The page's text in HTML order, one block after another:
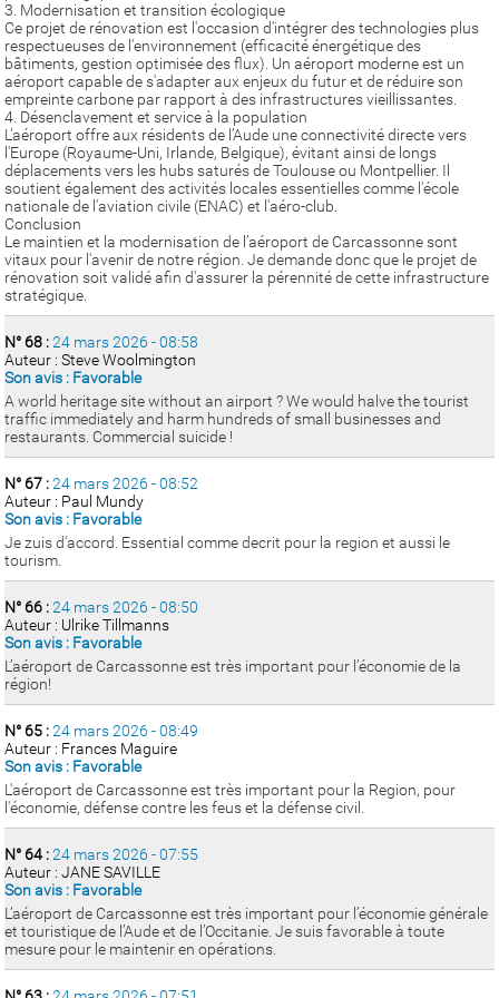
3. Modernisation et transition écologique
Ce projet de rénovation est l'occasion d'intégrer des technologies plus
respectueuses de l'environnement (efficacité énergétique des
bâtiments, gestion optimisée des flux). Un aéroport moderne est un
aéroport capable de s'adapter aux enjeux du futur et de réduire son
empreinte carbone par rapport à des infrastructures vieillissantes.
4. Désenclavement et service à la population
L’aéroport offre aux résidents de l’Aude une connectivité directe vers
l'Europe (Royaume-Uni, Irlande, Belgique), évitant ainsi de longs
déplacements vers les hubs saturés de Toulouse ou Montpellier. Il
soutient également des activités locales essentielles comme l'école
nationale de l'aviation civile (ENAC) et l'aéro-club.
Conclusion
Le maintien et la modernisation de l’aéroport de Carcassonne sont
vitaux pour l'avenir de notre région. Je demande donc que le projet de
rénovation soit validé afin d'assurer la pérennité de cette infrastructure
stratégique.
N° 68 :24 mars 2026 - 08:58
Auteur : Steve Woolmington
Son avis : Favorable
A world heritage site without an airport ? We would halve the tourist
traffic immediately and harm hundreds of small businesses and
restaurants. Commercial suicide !
N° 67 :24 mars 2026 - 08:52
Auteur : Paul Mundy
Son avis : Favorable
Je zuis d'accord. Essential comme decrit pour la region et aussi le
tourism.
N° 66 :24 mars 2026 - 08:50
Auteur : Ulrike Tillmanns
Son avis : Favorable
L’aéroport de Carcassonne est très important pour l’économie de la
région!
N° 65 :24 mars 2026 - 08:49
Auteur : Frances Maguire
Son avis : Favorable
L'aéroport de Carcassonne est très important pour la Region, pour
l'économie, défense contre les feus et la défense civil.
N° 64 :24 mars 2026 - 07:55
Auteur : JANE SAVILLE
Son avis : Favorable
L’aéroport de Carcassonne est très important pour l’économie générale
et touristique de l’Aude et de l’Occitanie. Je suis favorable à toute
mesure pour le maintenir en opérations.